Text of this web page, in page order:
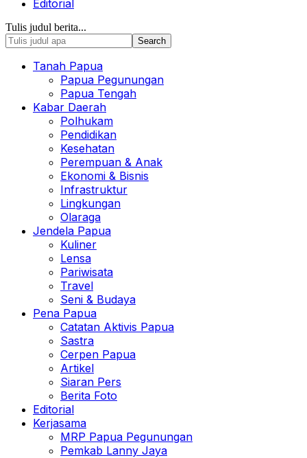
Editorial
Tulis judul berita...
Tanah Papua
Papua Pegunungan
Papua Tengah
Kabar Daerah
Polhukam
Pendidikan
Kesehatan
Perempuan & Anak
Ekonomi & Bisnis
Infrastruktur
Lingkungan
Olaraga
Jendela Papua
Kuliner
Lensa
Pariwisata
Travel
Seni & Budaya
Pena Papua
Catatan Aktivis Papua
Sastra
Cerpen Papua
Artikel
Siaran Pers
Berita Foto
Editorial
Kerjasama
MRP Papua Pegunungan
Pemkab Lanny Jaya